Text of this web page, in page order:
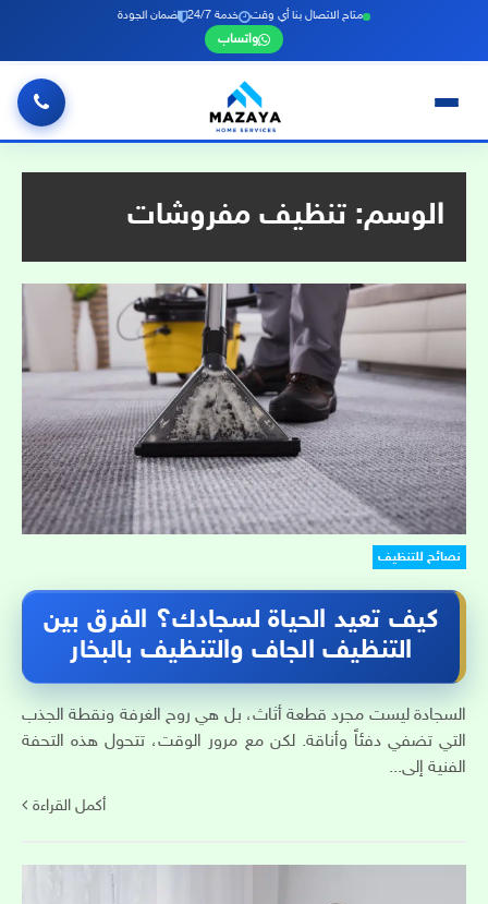
متاح الاتصال بنا أي وقت خدمة 24/7 ضمان الجودة
واتساب
الوسم: تنظيف مفروشات
نصائح للتنظيف
كيف تعيد الحياة لسجادك؟ الفرق بين
التنظيف الجاف والتنظيف بالبخار
السجادة ليست مجرد قطعة أثاث، بل هي روح الغرفة ونقطة الجذب
التي تضفي دفئاً وأناقة. لكن مع مرور الوقت، تتحول هذه التحفة
الفنية إلى...
أكمل القراءة